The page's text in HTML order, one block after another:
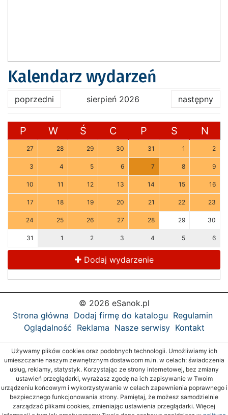
Kalendarz wydarzeń
poprzedni sierpień 2026 następny
P W Ś C P S N
27 28 29 30 31 1 2
3 4 5 6 7 8 9
10 11 12 13 14 15 16
17 18 19 20 21 22 23
24 25 26 27 28 29 30
31 1 2 3 4 5 6
Dodaj wydarzenie
© 2026 eSanok.pl
Strona główna Dodaj firmę do katalogu Regulamin
Oglądalność Reklama Nasze serwisy Kontakt
Używamy plików cookies oraz podobnych technologii. Umożliwiamy ich
umieszczanie naszym zewnętrznym dostawcom m.in. w celach: świadczenia
usług, reklamy, statystyk. Korzystając ze strony internetowej, bez zmiany
ustawień przeglądarki, wyrażasz zgodę na ich zapisywanie w Twoim
urządzeniu końcowym i wykorzystywanie w celach zapewnienia poprawnego i
bezpiecznego funkcjonowania strony. Pamiętaj, że możesz samodzielnie
zarządzać plikami cookies, zmieniając ustawienia przeglądarki. Więcej